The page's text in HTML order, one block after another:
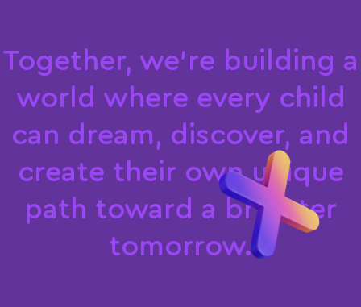
Toget her, we're bui d ing a
worl d w here every c hi d
can d ream, d iscover, and
create t heir own unique
pat h toward a brighter
tomorrow.